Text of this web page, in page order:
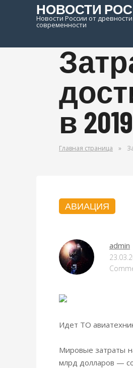
НОВОСТИ
Новости России от
современности
в
Главная страница »
АВИАЦИЯ
admin
Идет ТО
Мировые затраты
млрд долларов —